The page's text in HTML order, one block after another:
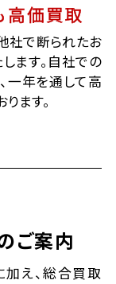
高価買取
社で断られたお
ます。自社での
一年を通して高
ます。
ご案内
え、総合買取